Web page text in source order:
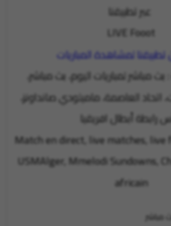
LIVE Fooot
لمشاهدة المباريات
بث مباشر لمباريات اليوم، بث مباشر،
اتحاد العاصمة، ماميلودي صانداونز،
رابطة أبطال افريقيا
Match en direct, live matches,
USMAlger, Mmelodi Sundowns,
africain
مباشر